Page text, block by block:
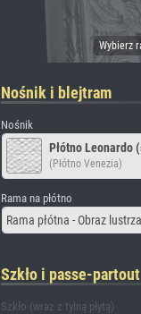
Nośnik i blejtram
Nośnik
Płótno Leonardo
(Płótno Venezia)
Rama na płótno
Rama płótna - Obraz
Szkło i passe-partout
Szkło (wraz z tylną płytą)